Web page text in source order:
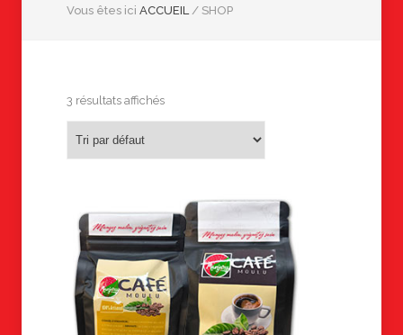
Vous êtes ici ACCUEIL / SHOP
3 résultats affichés